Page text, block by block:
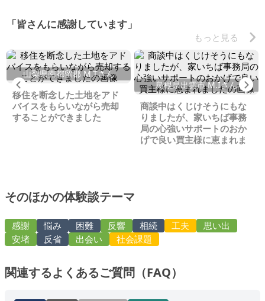
「皆さんに感謝しています」
もっと見る
Previous
山梨県南都留郡 M.Tさん
移住を断念した土地をアド
バイスをもらいながら売却
することができました
島根県出雲市 M.Iさん
商談中はくじけそうにもな
りましたが、家いちば事務
局の心強いサポートのおか
げで良い買主様に恵まれま
そのほかの体験談テーマ
感謝 悩み 困難 反響 相続 工夫
思い出
安堵
反省 出会い 社会課題
関連するよくあるご質問（FAQ）